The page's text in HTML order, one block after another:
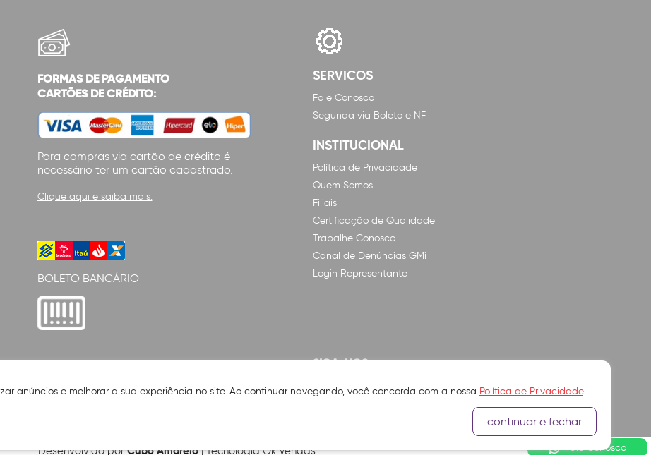
FORMAS DE PAGAMENTO
CARTÕES DE CRÉDITO:
Para compras via cartão de crédito é
necessário ter um cartão cadastrado.
Clique aqui e saiba mais.
BOLETO BANCÁRIO
SERVICOS
Fale Conosco
Segunda via Boleto e NF
INSTITUCIONAL
Política de Privacidade
Quem Somos
Filiais
Certificação de Qualidade
Trabalhe Conosco
Canal de Denúncias GMi
Login Representante
SIGA-NOS
Desenvolvido porCubo Amarelo| Tecnologia Ok Vendas
anúncios e melhorar a sua experiência no site. Ao continuar navegando, você concorda com a nossa Política de Privacidade.
continuar e fechar
Fale Conosco